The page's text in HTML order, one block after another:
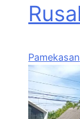
Pamekasan